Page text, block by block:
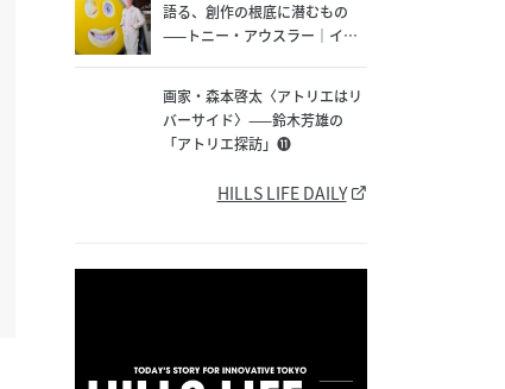
語る、創作の根底に潜むもの
——トニー・アウスラー｜イン
画家・森本啓太〈アトリエはリ
バーサイド〉——鈴木芳雄の
「アトリエ探訪」⓫
HILLS LIFE DAILY